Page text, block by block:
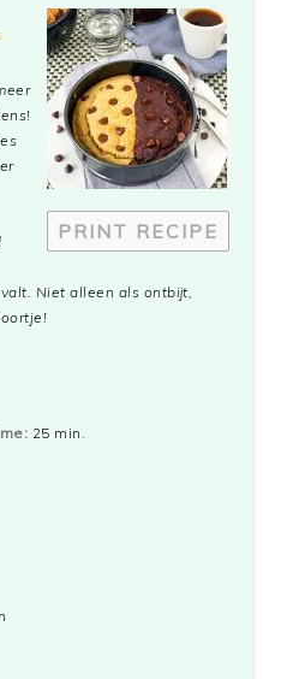
PRINT RECIPE
Niet alleen als ontbijt,
25 min.